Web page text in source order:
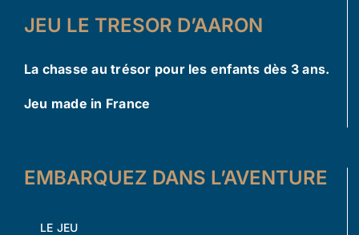
JEU LE TRESOR D’AARON
La chasse au trésor pour les enfants dès 3 ans.
Jeu made in France
EMBARQUEZ DANS L’AVENTURE
LE JEU